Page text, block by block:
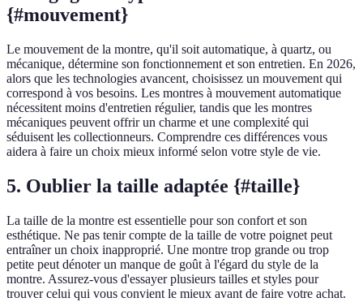
{#mouvement}
Le mouvement de la montre, qu'il soit automatique, à quartz, ou
mécanique, détermine son fonctionnement et son entretien. En 2026,
alors que les technologies avancent, choisissez un mouvement qui
correspond à vos besoins. Les montres à mouvement automatique
nécessitent moins d'entretien régulier, tandis que les montres
mécaniques peuvent offrir un charme et une complexité qui
séduisent les collectionneurs. Comprendre ces différences vous
aidera à faire un choix mieux informé selon votre style de vie.
5. Oublier la taille adaptée {#taille}
La taille de la montre est essentielle pour son confort et son
esthétique. Ne pas tenir compte de la taille de votre poignet peut
entraîner un choix inapproprié. Une montre trop grande ou trop
petite peut dénoter un manque de goût à l'égard du style de la
montre. Assurez-vous d'essayer plusieurs tailles et styles pour
trouver celui qui vous convient le mieux avant de faire votre achat.